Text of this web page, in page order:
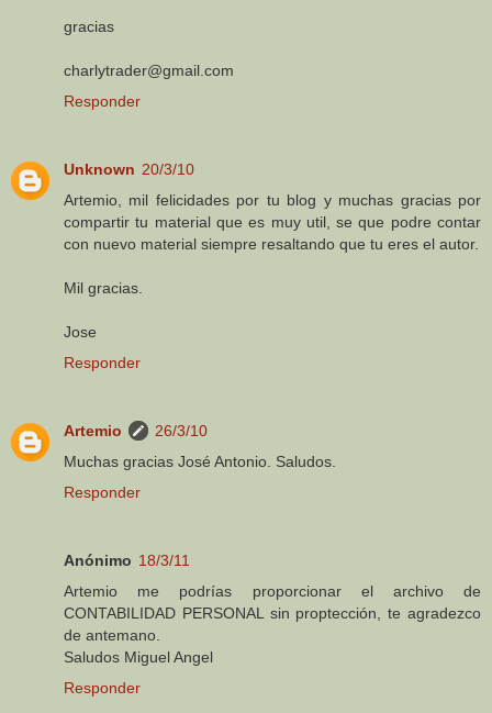
gracias
charlytrader@gmail.com
Responder
Unknown 20/3/10
Artemio, mil felicidades por tu blog y muchas gracias por
compartir tu material que es muy util, se que podre contar
con nuevo material siempre resaltando que tu eres el autor.
Mil gracias.
Jose
Responder
Artemio
26/3/10
Muchas gracias José Antonio. Saludos.
Responder
Anónimo 18/3/11
Artemio me podrías proporcionar el archivo de
CONTABILIDAD PERSONAL sin proptección, te agradezco
de antemano.
Saludos Miguel Angel
Responder